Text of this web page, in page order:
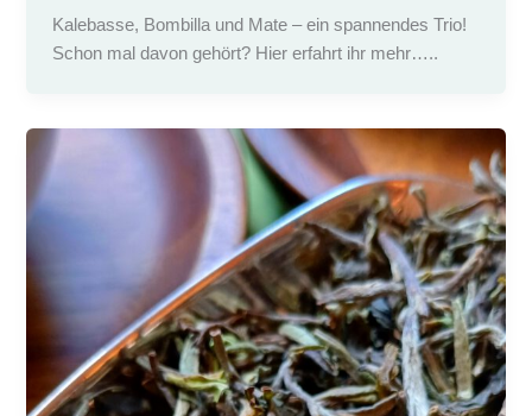
Kalebasse, Bombilla und Mate – ein spannendes Trio!
Schon mal davon gehört? Hier erfahrt ihr mehr…..